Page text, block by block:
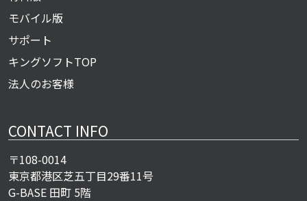
モバイル版
サポート
キングソフトTOP
法人のお客様
CONTACT INFO
〒108-0014
東京都港区芝五丁目29番11号
G-BASE 田町 5階